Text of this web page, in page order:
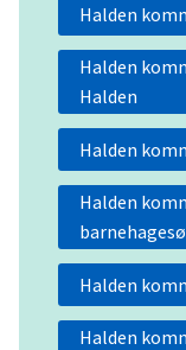
Halden
Halden
Halden
Halden
Halden
Halden
Halden